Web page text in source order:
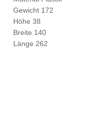
Gewicht 172
Höhe 38
Breite 140
Länge 262